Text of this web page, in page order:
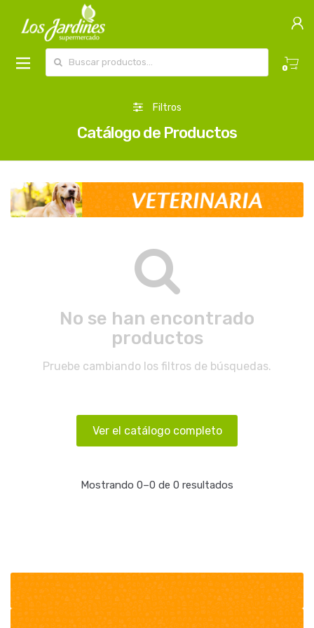
0
Filtros
Catálogo de Productos
No se han encontrado
productos
Pruebe cambiando los filtros de búsquedas.
Ver el catálogo completo
Mostrando 0–0 de 0 resultados